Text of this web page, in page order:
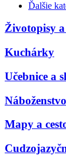
Ďalšie
Životopisy
Kuchárky
Učebnice a
Mapy a